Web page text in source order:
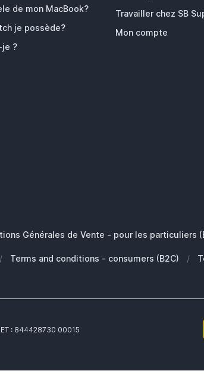
de mon MacBook?
je possède?
je ?
Travailler chez SB
Mon compte
Générales de Vente - pour les particuliers
/ Terms and conditions - consumers (B2C) /
: 844428730 00015